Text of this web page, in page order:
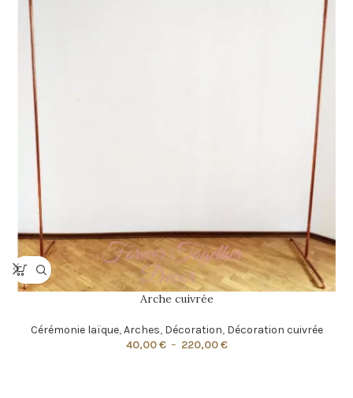
Arche cuivrée
Cérémonie laïque,Arches, Décoration, Décoration cuivrée
40,00€ – 220,00€